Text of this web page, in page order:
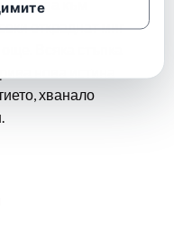
към
откраднат миг
Всяка стъпка
хванало